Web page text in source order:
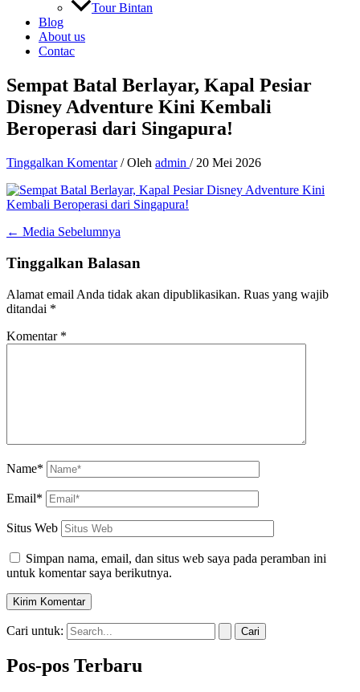
Tour Bintan
Blog
About us
Contac
Sempat Batal Berlayar, Kapal Pesiar
Disney Adventure Kini Kembali
Beroperasi dari Singapura!
Tinggalkan Komentar / Oleh admin / 20 Mei 2026
← Media Sebelumnya
Tinggalkan Balasan
Alamat email Anda tidak akan dipublikasikan. Ruas yang wajib
ditandai *
Komentar *
Name*
Email*
Situs Web
Simpan nama, email, dan situs web saya pada peramban ini
untuk komentar saya berikutnya.
Cari untuk:
Pos-pos Terbaru